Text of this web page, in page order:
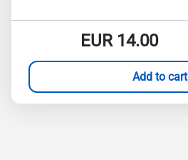
EUR14.00
Add to cart